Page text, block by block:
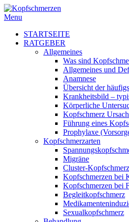
Menu
STARTSEITE
RATGEBER
Allgemeines
Was sind
Allgemeines und
Anamnese
Übersicht der
Krankheitsbild –
Körperliche
Kopfschmerz
Führung eines
Prophylaxe
Kopfschmerzarten
Migräne
Cluster-Kopfschmerz
Kopfschmerzen bei
Kopfschmerzen bei
Begleitkopfschmerz
Sexualkopfschmerz